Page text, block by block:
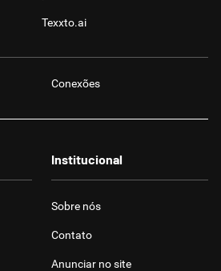
Texxto.ai
Conexões
Institucional
Sobre nós
Contato
Anunciar no site